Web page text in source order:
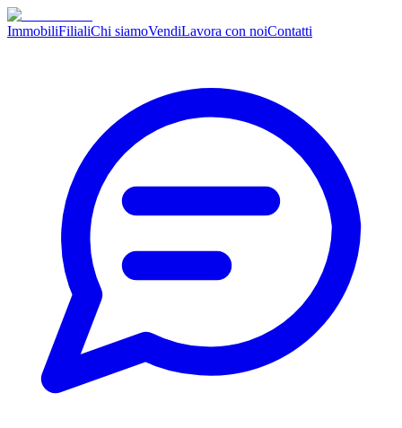
ImmobiliFilialiChi siamoVendiLavora con noiContatti